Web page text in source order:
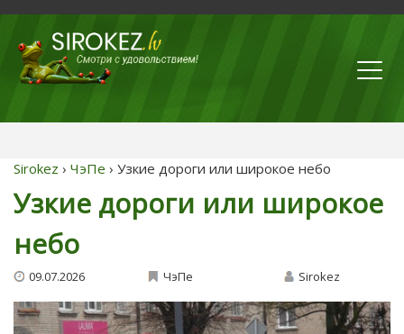
Sirokez › ЧэПе › Узкие дороги или широкое небо
Узкие дороги или широкое
небо
09.07.2026 ЧэПе Sirokez